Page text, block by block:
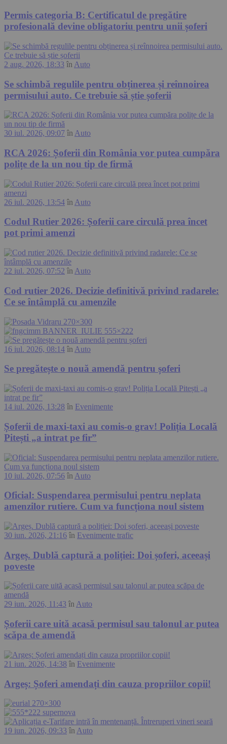
Permis categoria B: Certificatul de pregătire
profesională devine obligatoriu pentru unii șoferi
2 aug. 2026, 18:33 în Auto
Se schimbă regulile pentru obținerea și reînnoirea
permisului auto. Ce trebuie să știe șoferii
30 iul. 2026, 09:07 în Auto
RCA 2026: Șoferii din România vor putea cumpăra
polițe de la un nou tip de firmă
26 iul. 2026, 13:54 în Auto
Codul Rutier 2026: Șoferii care circulă prea încet
pot primi amenzi
22 iul. 2026, 07:52 în Auto
Cod rutier 2026. Decizie definitivă privind radarele:
Ce se întâmplă cu amenzile
16 iul. 2026, 08:14 în Auto
Se pregătește o nouă amendă pentru șoferi
14 iul. 2026, 13:28 în Evenimente
Șoferii de maxi-taxi au comis-o grav! Poliția Locală
Pitești „a intrat pe fir”
10 iul. 2026, 07:56 în Auto
Oficial: Suspendarea permisului pentru neplata
amenzilor rutiere. Cum va funcționa noul sistem
30 iun. 2026, 21:16 în Evenimente trafic
Argeș. Dublă captură a poliției: Doi șoferi, aceeași
poveste
29 iun. 2026, 11:43 în Auto
Șoferii care uită acasă permisul sau talonul ar putea
scăpa de amendă
21 iun. 2026, 14:38 în Evenimente
Argeș: Șoferi amendați din cauza propriilor copii!
19 iun. 2026, 09:33 în Auto